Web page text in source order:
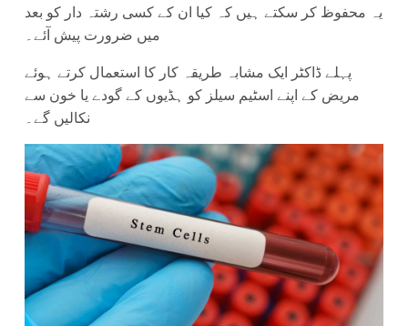
یہ محفوظ کر سکتے ہیں کہ کیا ان کے کسی رشتہ دار کو بعد
میں ضرورت پیش آئے۔
پہلے ڈاکٹر ایک مشابہ طریقہ کار کا استعمال کرتے ہوئے
مریض کے اپنے اسٹیم سیلز کو ہڈیوں کے گودے یا خون سے
نکالیں گے۔